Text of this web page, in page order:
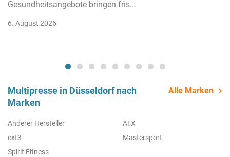
Gesundheitsangebote bringen fris...
6. August 2026
Multipresse in Düsseldorf nach
Marken
Alle Marken
Anderer Hersteller
ATX
ext3
Mastersport
Spirit Fitness